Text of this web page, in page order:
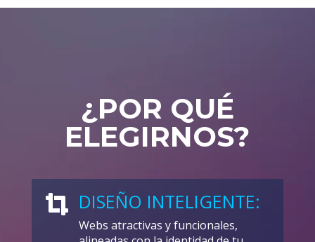
¿POR QUÉ
ELEGIRNOS?
 DISEÑO INTELIGENTE:
Webs atractivas y funcionales,